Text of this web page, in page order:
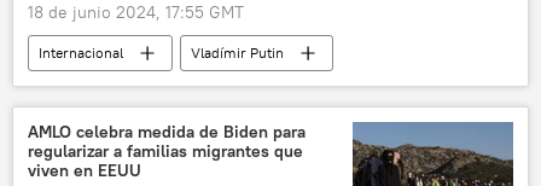
18 de junio 2024, 17:55 GMT
Internacional
Vladímir Putin
Kim Jong-un
política
Corea del Norte
Rusia 🌏 Asia
AMLO celebra medida de Biden para
regularizar a familias migrantes que
viven en EEUU